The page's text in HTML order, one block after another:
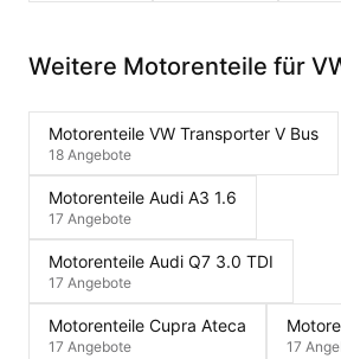
Weitere Motorenteile für
Motorenteile VW Transporter V Bus
18 Angebote
Motorenteile Audi A3 1.6
17 Angebote
Motorenteile Audi Q7 3.0 TDI
17 Angebote
Motorenteile Cupra Ateca
17 Angebote 17